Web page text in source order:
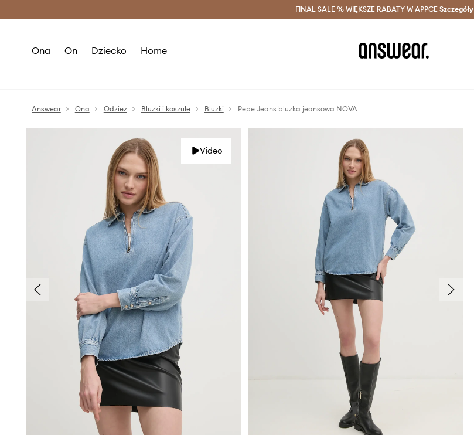
Oszczędzaj z Answear Club > Dostawa nawet w 24h >
FINAL SALE % WIĘKSZE RABATY W APPCE Szczegóły
Ona On Dziecko Home
Answear Ona Odzież Bluzki i koszule Bluzki Pepe Jeans bluzka jeansowa NOVA
Video